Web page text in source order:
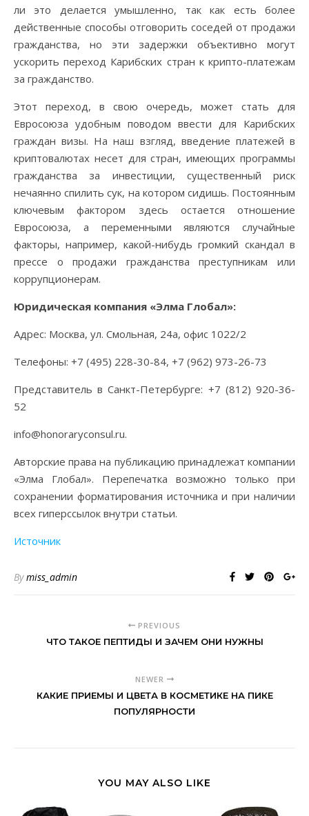
ли это делается умышленно, так как есть более
действенные способы отговорить соседей от продажи
гражданства, но эти задержки объективно могут
ускорить переход Карибских стран к крипто-платежам
за гражданство.
Этот переход, в свою очередь, может стать для
Евросоюза удобным поводом ввести для Карибских
граждан визы. На наш взгляд, введение платежей в
криптовалютах несет для стран, имеющих программы
гражданства за инвестиции, существенный риск
нечаянно спилить сук, на котором сидишь. Постоянным
ключевым фактором здесь остается отношение
Евросоюза, а переменными являются случайные
факторы, например, какой-нибудь громкий скандал в
прессе о продажи гражданства преступникам или
коррупционерам.
Юридическая компания «Элма Глобал»:
Адрес: Москва, ул. Смольная, 24а, офис 1022/2
Телефоны: +7 (495) 228-30-84, +7 (962) 973-26-73
Представитель в Санкт-Петербурге: +7 (812) 920-36-
52
info@honoraryconsul.ru.
Авторские права на публикацию принадлежат компании
«Элма Глобал». Перепечатка возможно только при
сохранении форматирования источника и при наличии
всех гиперссылок внутри статьи.
Источник
Bymiss_admin
PREVIOUS
ЧТО ТАКОЕ ПЕПТИДЫ И ЗАЧЕМ ОНИ НУЖНЫ
NEWER
КАКИЕ ПРИЕМЫ И ЦВЕТА В КОСМЕТИКЕ НА ПИКЕ
ПОПУЛЯРНОСТИ
YOU MAY ALSO LIKE